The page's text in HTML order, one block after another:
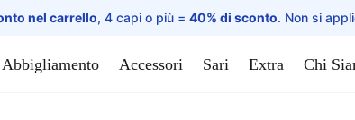
nel carrello, 4 capi o più = 40% di sconto. Non si
Abbigliamento Accessori Sari Extra Chi